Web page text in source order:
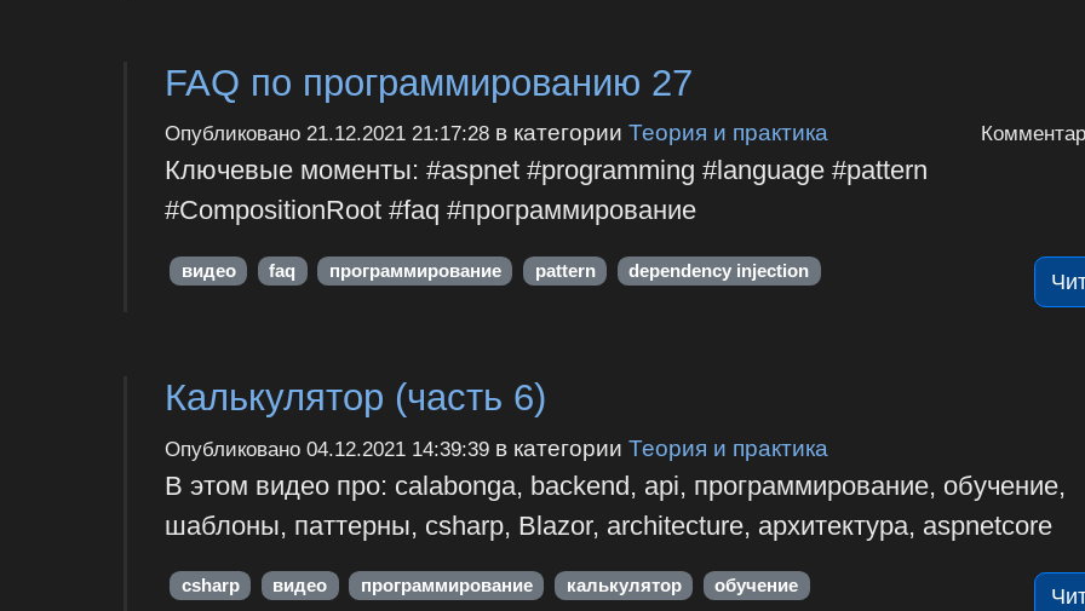
FAQ по программированию 27
Опубликовано 21.12.2021 21:17:28в категории Теория и практика
Ключевые моменты: #aspnet #programming #language #pattern
#CompositionRoot #faq #программирование
видео faq программирование pattern dependency injection
Калькулятор (часть 6)
Опубликовано 04.12.2021 14:39:39в категории Теория и практика
В этом видео про: calabonga, backend, api, программирование, обучение,
шаблоны, паттерны, csharp, Blazor, architecture, архитектура, aspnetcore
csharp видео программирование калькулятор обучение